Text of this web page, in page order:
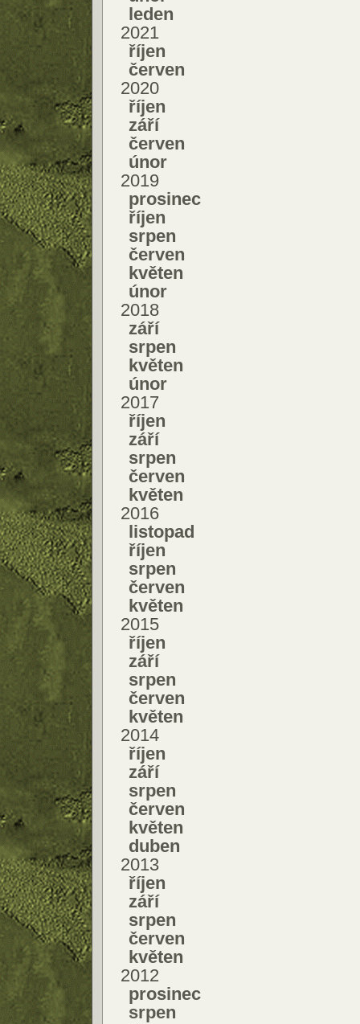
leden
2021
říjen
červen
2020
říjen
září
červen
únor
2019
prosinec
říjen
srpen
červen
květen
únor
2018
září
srpen
květen
únor
2017
říjen
září
srpen
červen
květen
2016
listopad
říjen
srpen
červen
květen
2015
říjen
září
srpen
červen
květen
2014
říjen
září
srpen
červen
květen
duben
2013
říjen
září
srpen
červen
květen
2012
prosinec
srpen